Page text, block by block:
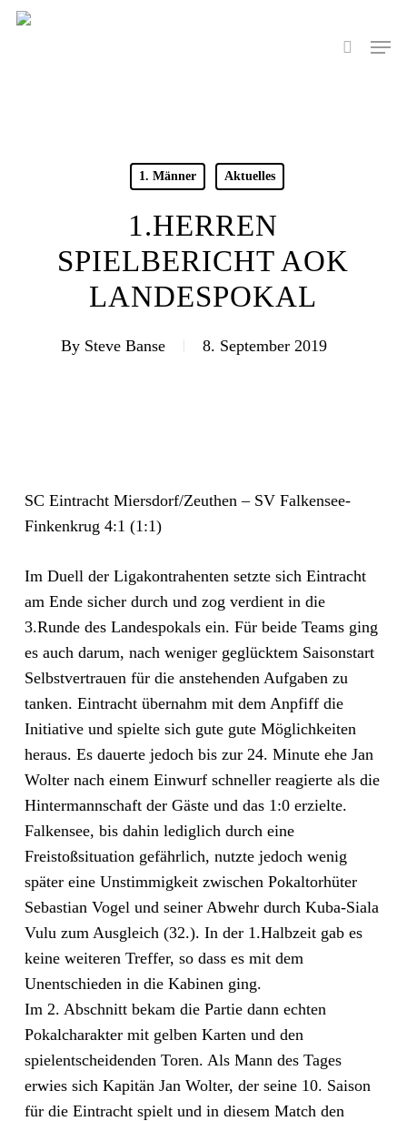
Skip
search
Menu
1. Männer Aktuelles
1.HERREN
SPIELBERICHT AOK
LANDESPOKAL
By Steve Banse 8. September 2019
SC Eintracht Miersdorf/Zeuthen – SV Falkensee-
Finkenkrug 4:1 (1:1)
Im Duell der Ligakontrahenten setzte sich Eintracht
am Ende sicher durch und zog verdient in die
3.Runde des Landespokals ein. Für beide Teams ging
es auch darum, nach weniger geglücktem Saisonstart
Selbstvertrauen für die anstehenden Aufgaben zu
tanken. Eintracht übernahm mit dem Anpfiff die
Initiative und spielte sich gute gute Möglichkeiten
heraus. Es dauerte jedoch bis zur 24. Minute ehe Jan
Wolter nach einem Einwurf schneller reagierte als die
Hintermannschaft der Gäste und das 1:0 erzielte.
Falkensee, bis dahin lediglich durch eine
Freistoßsituation gefährlich, nutzte jedoch wenig
später eine Unstimmigkeit zwischen Pokaltorhüter
Sebastian Vogel und seiner Abwehr durch Kuba-Siala
Vulu zum Ausgleich (32.). In der 1.Halbzeit gab es
keine weiteren Treffer, so dass es mit dem
Unentschieden in die Kabinen ging.
Im 2. Abschnitt bekam die Partie dann echten
Pokalcharakter mit gelben Karten und den
spielentscheidenden Toren. Als Mann des Tages
erwies sich Kapitän Jan Wolter, der seine 10. Saison
für die Eintracht spielt und in diesem Match den